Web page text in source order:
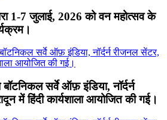
1-7 जुलाई, 2026 को वन महोत्सव के
सर्वे ऑफ़ इंडिया, नॉर्दर्न
में हिंदी कार्यशाला आयोजित की गई।